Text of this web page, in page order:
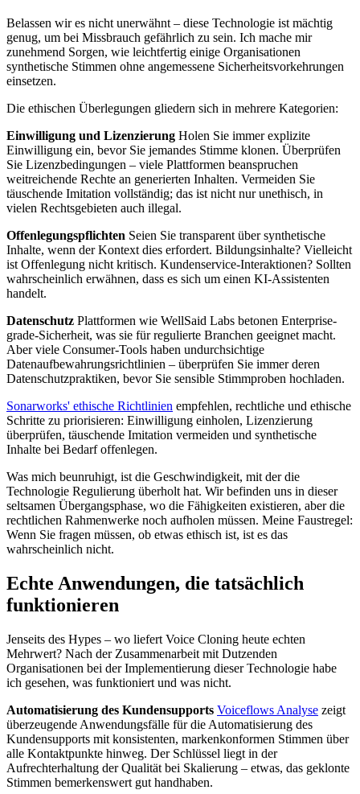
Belassen wir es nicht unerwähnt – diese Technologie ist mächtig
genug, um bei Missbrauch gefährlich zu sein. Ich mache mir
zunehmend Sorgen, wie leichtfertig einige Organisationen
synthetische Stimmen ohne angemessene Sicherheitsvorkehrungen
einsetzen.
Die ethischen Überlegungen gliedern sich in mehrere Kategorien:
Einwilligung und Lizenzierung Holen Sie immer explizite
Einwilligung ein, bevor Sie jemandes Stimme klonen. Überprüfen
Sie Lizenzbedingungen – viele Plattformen beanspruchen
weitreichende Rechte an generierten Inhalten. Vermeiden Sie
täuschende Imitation vollständig; das ist nicht nur unethisch, in
vielen Rechtsgebieten auch illegal.
Offenlegungspflichten Seien Sie transparent über synthetische
Inhalte, wenn der Kontext dies erfordert. Bildungsinhalte? Vielleicht
ist Offenlegung nicht kritisch. Kundenservice-Interaktionen? Sollten
wahrscheinlich erwähnen, dass es sich um einen KI-Assistenten
handelt.
Datenschutz Plattformen wie WellSaid Labs betonen Enterprise-
grade-Sicherheit, was sie für regulierte Branchen geeignet macht.
Aber viele Consumer-Tools haben undurchsichtige
Datenaufbewahrungsrichtlinien – überprüfen Sie immer deren
Datenschutzpraktiken, bevor Sie sensible Stimmproben hochladen.
Sonarworks' ethische Richtlinien empfehlen, rechtliche und ethische
Schritte zu priorisieren: Einwilligung einholen, Lizenzierung
überprüfen, täuschende Imitation vermeiden und synthetische
Inhalte bei Bedarf offenlegen.
Was mich beunruhigt, ist die Geschwindigkeit, mit der die
Technologie Regulierung überholt hat. Wir befinden uns in dieser
seltsamen Übergangsphase, wo die Fähigkeiten existieren, aber die
rechtlichen Rahmenwerke noch aufholen müssen. Meine Faustregel:
Wenn Sie fragen müssen, ob etwas ethisch ist, ist es das
wahrscheinlich nicht.
Echte Anwendungen, die tatsächlich
funktionieren
Jenseits des Hypes – wo liefert Voice Cloning heute echten
Mehrwert? Nach der Zusammenarbeit mit Dutzenden
Organisationen bei der Implementierung dieser Technologie habe
ich gesehen, was funktioniert und was nicht.
Automatisierung des Kundensupports Voiceflows Analyse zeigt
überzeugende Anwendungsfälle für die Automatisierung des
Kundensupports mit konsistenten, markenkonformen Stimmen über
alle Kontaktpunkte hinweg. Der Schlüssel liegt in der
Aufrechterhaltung der Qualität bei Skalierung – etwas, das geklonte
Stimmen bemerkenswert gut handhaben.